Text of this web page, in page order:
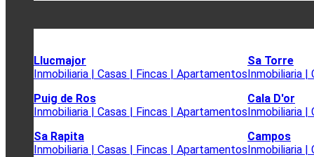
Llucmajor
Inmobiliaria | Casas | Fincas | Apartamentos
Puig de Ros
Inmobiliaria | Casas | Fincas | Apartamentos
Sa Rapita
Inmobiliaria | Casas | Fincas | Apartamentos
Sa Torre
Inmobiliaria |
Cala D'or
Inmobiliaria |
Campos
Inmobiliaria |